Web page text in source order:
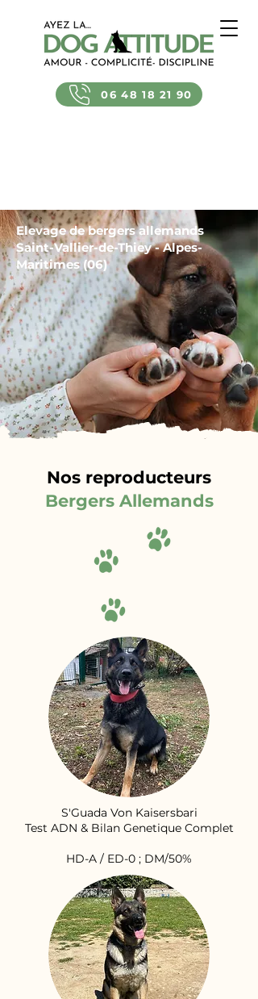
06 48 18 21 90
Elevage de bergers allemands
Saint-Vallier-de-Thiey - Alpes-
Maritimes (06)
Nos reproducteurs
Bergers Allemands
S'Guada Von Kaisersbari
Test ADN & Bilan Genetique Complet
HD-A / ED-0 ; DM/50%